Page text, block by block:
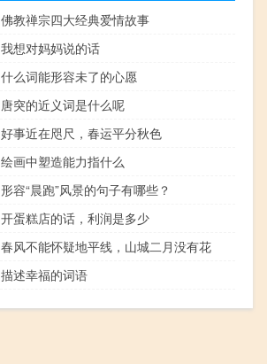
佛教禅宗四大经典爱情故事
我想对妈妈说的话
什么词能形容未了的心愿
唐突的近义词是什么呢
好事近在咫尺，春运平分秋色
绘画中塑造能力指什么
形容“晨跑”风景的句子有哪些？
开蛋糕店的话，利润是多少
春风不能怀疑地平线，山城二月没有花
描述幸福的词语